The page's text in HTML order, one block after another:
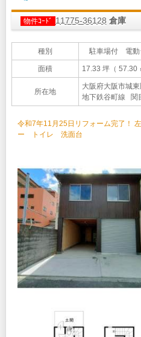
物件ｺｰﾄﾞ 11775-36128 倉庫
種別 駐車場付 電動
面積 17.33 坪（ 57.30
所在地
大阪府大阪市城
地下鉄谷町線 関
令和7年11月25日リフォーム完了！
ー トイレ 洗面台